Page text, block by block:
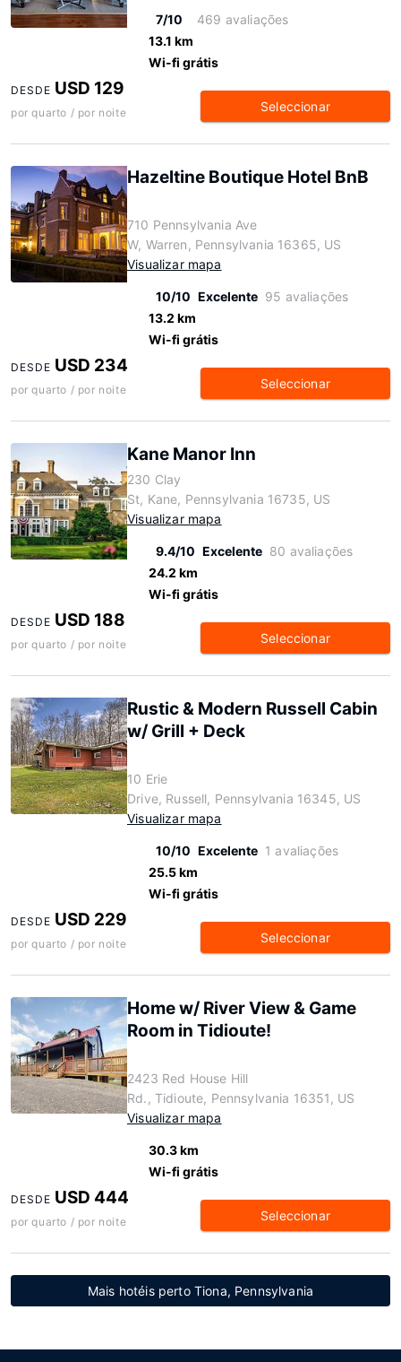
7/10
469 avaliações
13.1 km
Wi-fi grátis
DESDE USD 129
por quarto / por noite Seleccionar
Hazeltine Boutique Hotel BnB
710 Pennsylvania Ave
W, Warren, Pennsylvania 16365, US
Visualizar mapa
10/10 Excelente 95 avaliações
13.2 km
Wi-fi grátis
DESDE USD 234
por quarto / por noite Seleccionar
Kane Manor Inn
230 Clay
St, Kane, Pennsylvania 16735, US
Visualizar mapa
9.4/10 Excelente 80 avaliações
24.2 km
Wi-fi grátis
DESDE USD 188
por quarto / por noite Seleccionar
Rustic & Modern Russell Cabin
w/ Grill + Deck
10 Erie
Drive, Russell, Pennsylvania 16345, US
Visualizar mapa
10/10 Excelente 1 avaliações
25.5 km
Wi-fi grátis
DESDE USD 229
por quarto / por noite Seleccionar
Home w/ River View & Game
Room in Tidioute!
2423 Red House Hill
Rd., Tidioute, Pennsylvania 16351, US
Visualizar mapa
30.3 km
Wi-fi grátis
DESDE USD 444
por quarto / por noite Seleccionar
Mais hotéis perto Tiona, Pennsylvania